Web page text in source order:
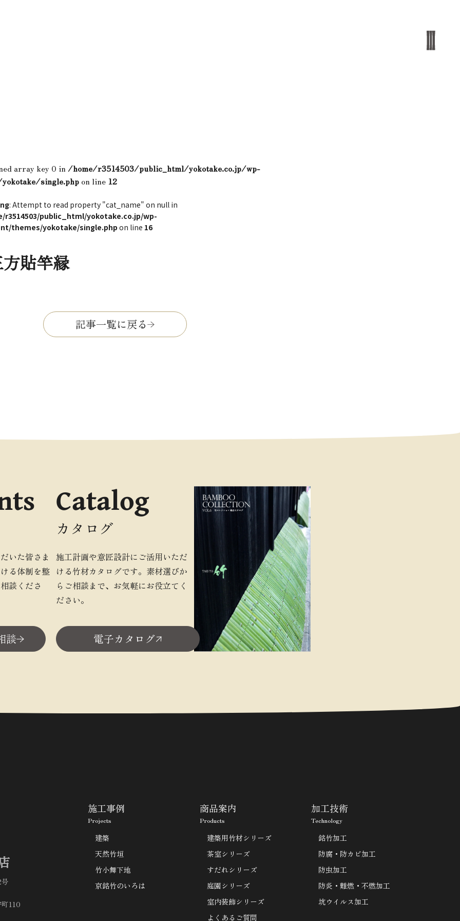
array key 0 in/home/r3514503/public_html/yokotake.co.jp/wp-
single.php on line 12
: Attempt to read property "cat_name" on null in
r3514503/public_html/yokotake.co.jp/wp-
themes/yokotake/single.php on line 16
貼竿縁
記事一覧に戻る
いた皆さま
る体制を整
談くださ
談
Catalog
カタログ
施工計画や意匠設計にご活用いただ
ける竹材カタログです。素材選びか
らご相談まで、お気軽にお役立てく
ださい。
電子カタログ
110
施工事例
Projects
建築
天然竹垣
竹小舞下地
京銘竹のいろは
商品案内
Products
建築用竹材シリーズ
茶室シリーズ
すだれシリーズ
庭園シリーズ
室内装飾シリーズ
よくあるご質問
加工技術
Technology
銘竹加工
防腐・防カビ加工
防虫加工
防炎・難燃・不燃加工
坑ウイルス加工